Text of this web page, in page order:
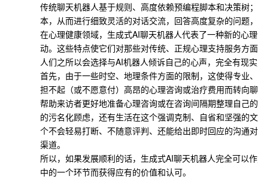
传统聊天机器人基于规则、高度依赖预编程脚本和决策树
本，从而进行细致灵活的对话交流，回答高度复杂的问题
在心理健康领域，生成式AI聊天机器人代表了一种新的心
动。这些特点使它们对那些对传统、正规心理支持服务方
人们之所以会选择与AI机器人倾诉自己的心声，完全有现
首先，由于一些时空、地理条件方面的限制，这使得专业
担不起（或不愿意付）高昂的心理咨询或治疗费用而转向
帮助来访者更好地准备心理咨询或在咨询间隔期整理自己
的污名化顾虑，还有生活在这个强调克制、自省和坚强的
个不会轻易打断、不随意评判、还能给出即时回应的沟通
渠道。
所以，如果发展顺利的话，生成式AI聊天机器人完全可以
中的一个环节而获得应有的价值和认可。